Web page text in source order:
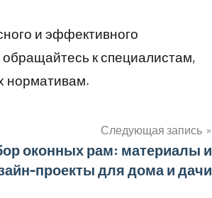
и эффективного
к специалистам,
нормативам.
Следующая запись
оконных рам: материалы и
проекты для дома и дачи